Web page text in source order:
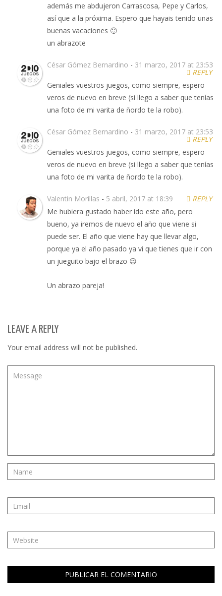
además me abdujeron Carrascosa, Pepe y Carlos,
así que a la próxima. Espero que hayais tenido unas
buenas vacaciones 🙂
un abrazote
César Gómez Bernardino - 31 marzo, 2017 at 23:53
REPLY
Geniales vuestros juegos, como siempre, espero
veros de nuevo en breve (si llego a saber que tenías
una foto de mi varita de ñordo te la robo).
César Gómez Bernardino - 31 marzo, 2017 at 23:53
REPLY
Geniales vuestros juegos, como siempre, espero
veros de nuevo en breve (si llego a saber que tenías
una foto de mi varita de ñordo te la robo).
Valentin Morillas - 5 abril, 2017 at 18:39
REPLY
Me hubiera gustado haber ido este año, pero
bueno, ya iremos de nuevo el año que viene si
puede ser. El año que viene hay que llevar algo,
porque ya el año pasado ya vi que tienes que ir con
un jueguito bajo el brazo 😉
Un abrazo pareja!
LEAVE A REPLY
Your email address will not be published.